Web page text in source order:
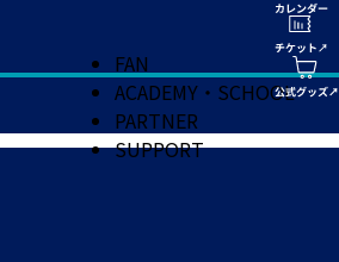
FAN
ACADEMY・SCHOOL
PARTNER
SUPPORT